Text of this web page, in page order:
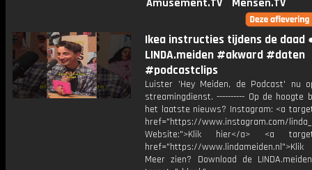
Amusement.TV
Mensen.TV
Ikea instructies tijdens de daad
LINDA.meiden #akward #daten
#podcastclips
Luister 'Hey Meiden, de Podcast' nu
streamingdienst. ---------- Op de hoogte
het laatste nieuws? Instagram: <a
href="https://www.instagram.com/
Website:">Klik hier</a> <a
href="https://
Meer zien? Download de